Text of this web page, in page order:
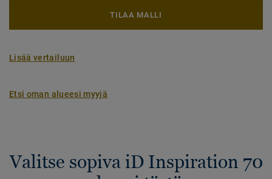
TILAA MALLI
Lisää vertailuun
Etsi oman alueesi myyjä
Valitse sopiva iD Inspiration 70